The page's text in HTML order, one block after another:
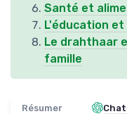
Santé et
L'éducation
Le drahthaar
famille
Résumer